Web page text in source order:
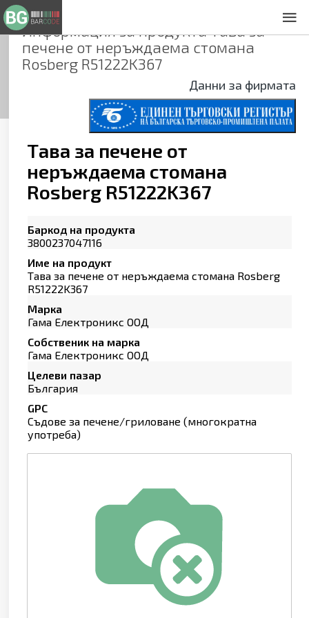
Информация за продуктаTава за
печене от неръждаема стомана
Rosberg R51222K367
Данни за фирмата
Tава за печене от
неръждаема стомана
Rosberg R51222K367
Баркод на продукта
3800237047116
Име на продукт
Tава за печене от неръждаема стомана Rosberg
R51222K367
Марка
Гама Електроникс ООД
Собственик на марка
Гама Електроникс ООД
Целеви пазар
България
GPC
Съдове за печене/гриловане (многократна
употреба)
Общи условия
Декларация за проверителност
Заснемане на продукти
Контакти